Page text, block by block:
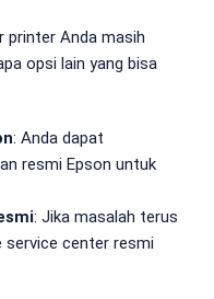
printer Anda masih
opsi lain yang bisa
: Anda dapat
resmi Epson untuk
: Jika masalah terus
service center resmi